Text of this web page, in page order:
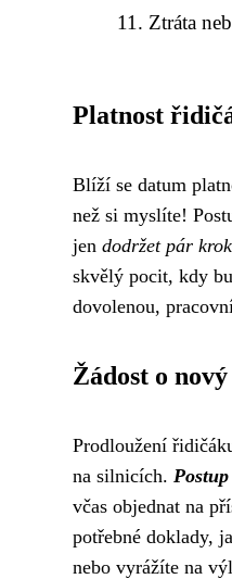
Ztráta
Platnost
Blíží se datum
než si myslíte!
jen dodržet pár
skvělý pocit, kdy
dovolenou,
Žádost o
Prodloužení
na silnicích.
včas objednat na
potřebné doklady,
nebo vyrážíte na